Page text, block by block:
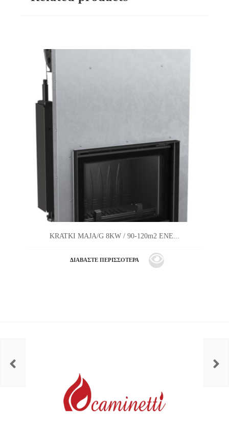
KRATKI MAJA/G 8KW / 90-120m2 ΕΝΕ...
ΔΙΑΒΆΣΤΕ ΠΕΡΙΣΣΌΤΕΡΑ